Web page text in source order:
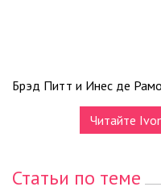
Брэд Питт и Инес де
Читайте
Статьи по теме